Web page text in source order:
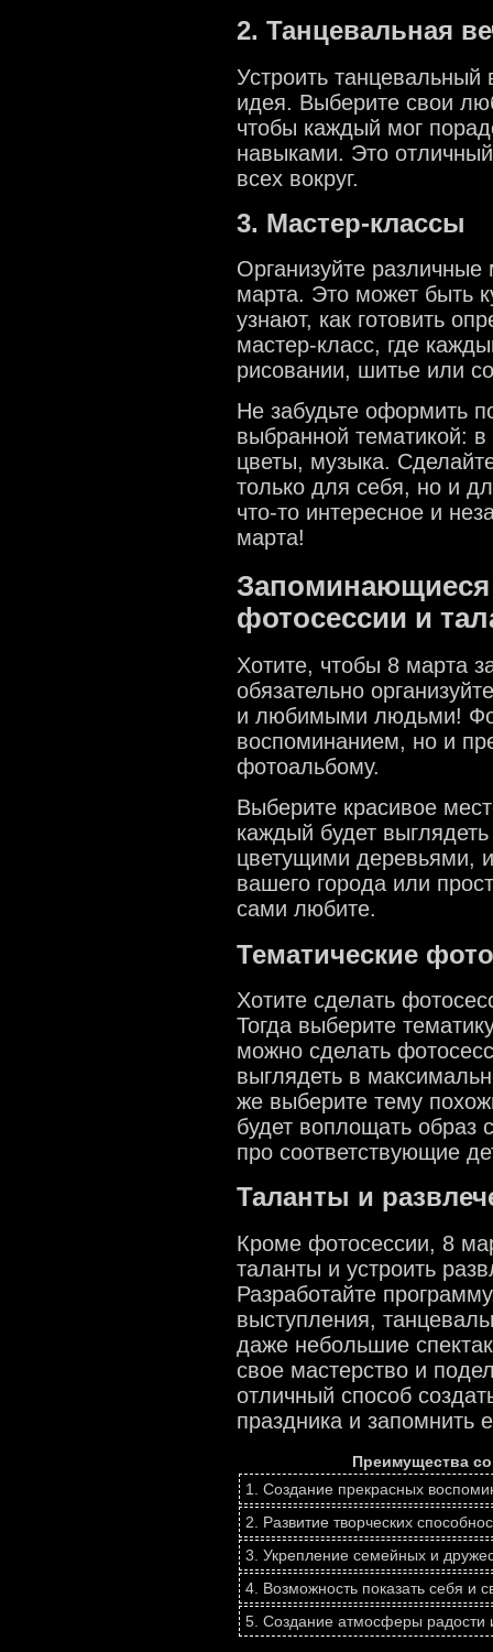
2. Танцевальная
Устроить танцевальный
идея. Выберите свои
чтобы каждый мог
навыками. Это
всех вокруг.
3. Мастер-классы
Организуйте
марта. Это может быть
узнают, как готовить
мастер-класс, где
рисовании, шитье или
Не забудьте оформить
выбранной тематикой:
цветы, музыка.
только для себя, но и
что-то интересное и
марта!
фотосессии и
Хотите, чтобы 8 марта
обязательно
и любимыми людьми!
воспоминанием, но и
фотоальбому.
Выберите красивое
каждый будет
цветущими деревьями,
вашего города или
сами любите.
Тематические
Хотите сделать
Тогда выберите
можно сделать
выглядеть в
же выберите тему
будет воплощать образ
про соответствующие
Таланты и
Кроме фотосессии, 8
таланты и устроить
Разработайте
выступления,
даже небольшие
свое мастерство и
отличный способ
праздника и запомнить
Преимущества
1. Создание прекрасных
2. Развитие творческих
3. Укрепление семейных и
4. Возможность показать себя и
5. Создание атмосферы радости